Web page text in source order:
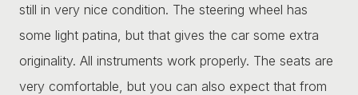
still in very nice condition. The steering wheel has
some light patina, but that gives the car some extra
originality. All instruments work properly. The seats are
very comfortable, but you can also expect that from